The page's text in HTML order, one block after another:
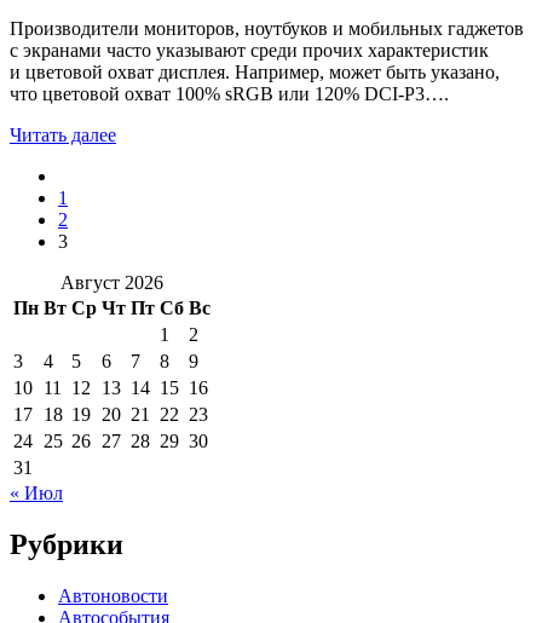
Производители мониторов, ноутбуков и мобильных гаджетов
с экранами часто указывают среди прочих характеристик
и цветовой охват дисплея. Например, может быть указано,
что цветовой охват 100% sRGB или 120% DCI-P3….
Читать далее
1
2
3
Август 2026
Пн Вт Ср Чт Пт Сб Вс
1
2
3
4 5 6 7 8
9
10 11 12 13 14 15 16
17 18 19 20 21 22 23
24 25 26 27 28 29 30
31
« Июл
Рубрики
Автоновости
Автособытия